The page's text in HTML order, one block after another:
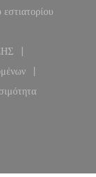
σε νέο
σε νέο
παράθυρο))
((ανοίγει σε νέο